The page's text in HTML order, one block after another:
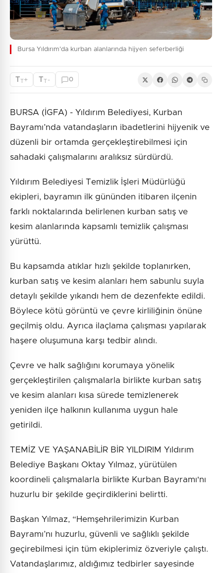
Bursa Yıldırım'da kurban alanlarında hijyen seferberliği
TT+ TT - 0
BURSA (İGFA) - Yıldırım Belediyesi, Kurban
Bayramı’nda vatandaşların ibadetlerini hijyenik ve
düzenli bir ortamda gerçekleştirebilmesi için
sahadaki çalışmalarını aralıksız sürdürdü.
Yıldırım Belediyesi Temizlik İşleri Müdürlüğü
ekipleri, bayramın ilk gününden itibaren ilçenin
farklı noktalarında belirlenen kurban satış ve
kesim alanlarında kapsamlı temizlik çalışması
yürüttü.
Bu kapsamda atıklar hızlı şekilde toplanırken,
kurban satış ve kesim alanları hem sabunlu suyla
detaylı şekilde yıkandı hem de dezenfekte edildi.
Böylece kötü görüntü ve çevre kirliliğinin önüne
geçilmiş oldu. Ayrıca ilaçlama çalışması yapılarak
haşere oluşumuna karşı tedbir alındı.
Çevre ve halk sağlığını korumaya yönelik
gerçekleştirilen çalışmalarla birlikte kurban satış
ve kesim alanları kısa sürede temizlenerek
yeniden ilçe halkının kullanıma uygun hale
getirildi.
TEMİZ VE YAŞANABİLİR BİR YILDIRIM Yıldırım
Belediye Başkanı Oktay Yılmaz, yürütülen
koordineli çalışmalarla birlikte Kurban Bayramı'nı
huzurlu bir şekilde geçirdiklerini belirtti.
Başkan Yılmaz, “Hemşehrilerimizin Kurban
Bayramı’nı huzurlu, güvenli ve sağlıklı şekilde
geçirebilmesi için tüm ekiplerimiz özveriyle çalıştı.
Vatandaşlarımız, aldığımız tedbirler sayesinde